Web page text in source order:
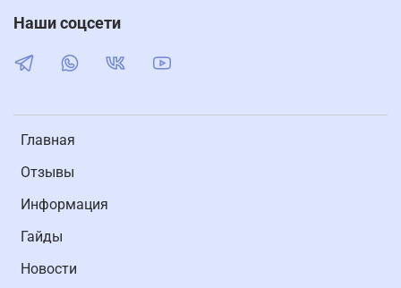
Главная
Отзывы
Информация
Гайды
Новости
Наши соцсети